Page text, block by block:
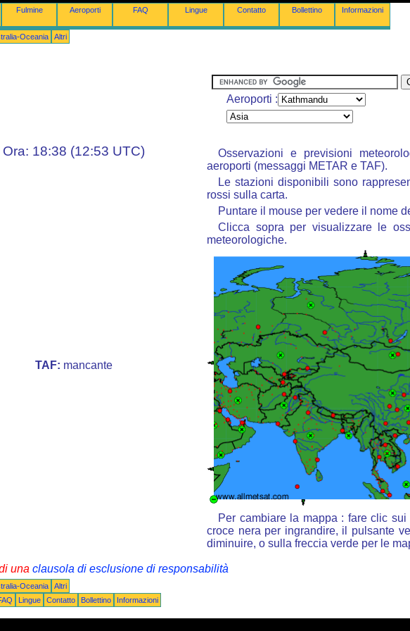
Fulmine Aeroporti FAQ Lingue Contatto Bollettino Informazioni
Oceania Altri
Aeroporti :
Ora: 18:38 (12:53 UTC)
TAF: mancante
Osservazioni e previsioni
aeroporti (messaggi METAR e TAF).
Le stazioni disponibili sono
rossi sulla carta.
Puntare il mouse per vedere il nome
Clicca sopra per visualizzare le
meteorologiche.
Per cambiare la mappa : fare clic
croce nera per ingrandire, il pulsante
diminuire, o sulla freccia verde per le
una clausola di esclusione di responsabilità
Oceania
Altri
Lingue Contatto Bollettino Informazioni